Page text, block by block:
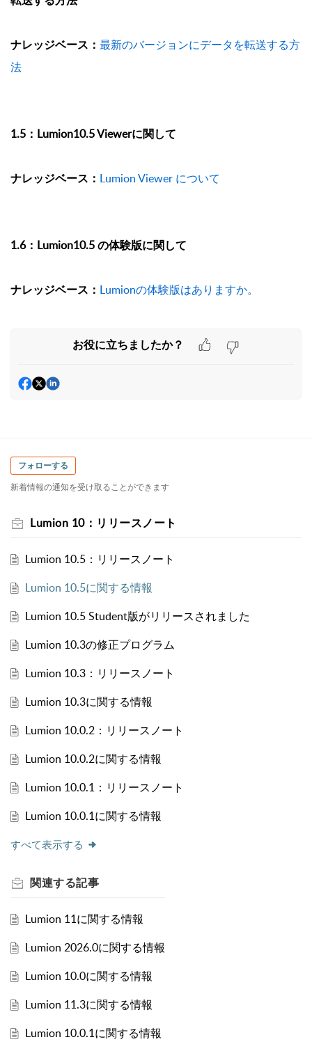
ナレッジベース： 最新のバージョンにデータを転送する方
法
1.5：Lumion10.5 Viewerに関して
ナレッジベース： Lumion Viewer について
1.6：Lumion10.5 の体験版に関して
ナレッジベース： Lumionの体験版はありますか。
お役に立ちましたか？
フォローする
新着情報の通知を受け取ることができます
Lumion 10：リリースノート
Lumion 10.5：リリースノート
Lumion 10.5に関する情報
Lumion 10.5 Student版がリリースされました
Lumion 10.3の修正プログラム
Lumion 10.3：リリースノート
Lumion 10.3に関する情報
Lumion 10.0.2：リリースノート
Lumion 10.0.2に関する情報
Lumion 10.0.1：リリースノート
Lumion 10.0.1に関する情報
すべて表示する
関連する記事
Lumion 11に関する情報
Lumion 2026.0に関する情報
Lumion 10.0に関する情報
Lumion 11.3に関する情報
Lumion 10.0.1に関する情報